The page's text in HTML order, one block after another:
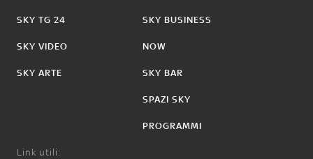
SKY TG 24
SKY VIDEO
SKY ARTE
SKY BUSINESS
NOW
SKY BAR
SPAZI SKY
PROGRAMMI
Link utili: